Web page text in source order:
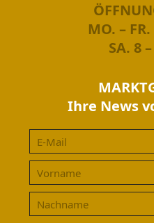
MO. –
SA. 8
Ihre News